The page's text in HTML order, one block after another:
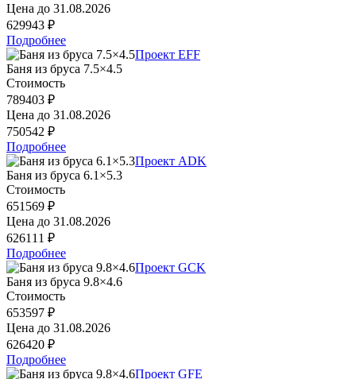
Цена до 31.08.2026
629943 ₽
Подробнее
Проект EFF
Баня из бруса 7.5×4.5
Стоимость
789403 ₽
Цена до 31.08.2026
750542 ₽
Подробнее
Проект ADK
Баня из бруса 6.1×5.3
Стоимость
651569 ₽
Цена до 31.08.2026
626111 ₽
Подробнее
Проект GCK
Баня из бруса 9.8×4.6
Стоимость
653597 ₽
Цена до 31.08.2026
626420 ₽
Подробнее
Проект GFE